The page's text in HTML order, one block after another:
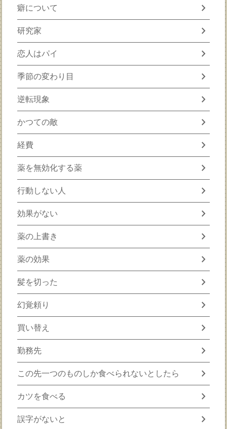
癖について chevron_right
研究家 chevron_right
恋人はパイ chevron_right
季節の変わり目 chevron_right
逆転現象 chevron_right
かつての敵 chevron_right
経費 chevron_right
薬を無効化する薬 chevron_right
行動しない人 chevron_right
効果がない chevron_right
薬の上書き chevron_right
薬の効果 chevron_right
髪を切った chevron_right
幻覚頼り chevron_right
買い替え chevron_right
勤務先 chevron_right
この先一つのものしか食べられないとしたら chevron_right
カツを食べる chevron_right
誤字がないと chevron_right